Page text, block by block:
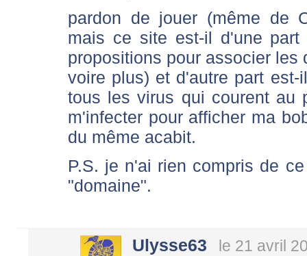
pardon de jouer (même de
mais ce site est-il d'une
propositions pour associer les
voire plus) et d'autre part
tous les virus qui courent au
m'infecter pour afficher ma
du même acabit.
P.S. je n'ai rien compris de
"domaine".
Ulysse63 le 21 avril